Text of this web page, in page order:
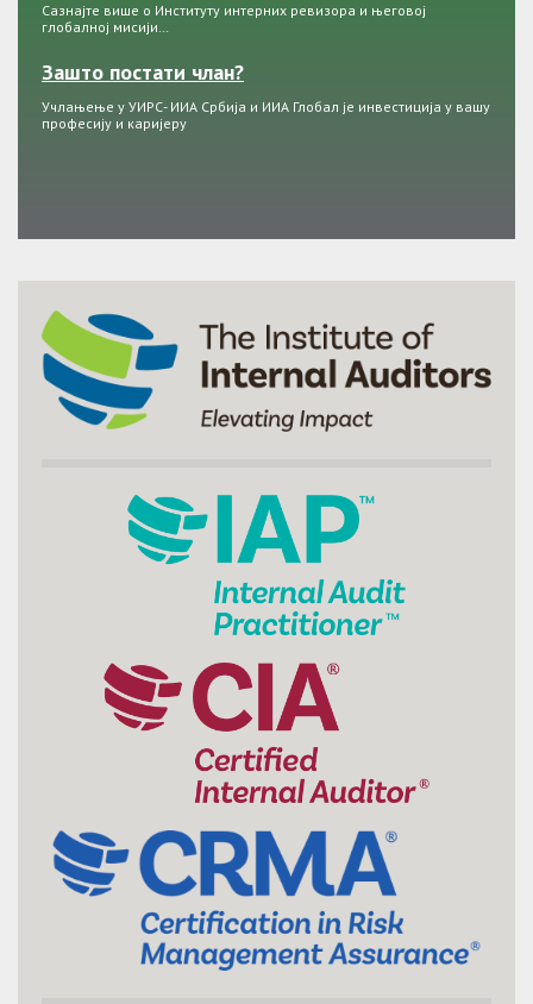
Сазнајте више о Институту интерних ревизора и његовој
глобалној мисији…
Зашто постати члан?
Учлањење у УИРС- ИИА Србија и ИИА Глобал је инвестиција у вашу
професију и каријеру